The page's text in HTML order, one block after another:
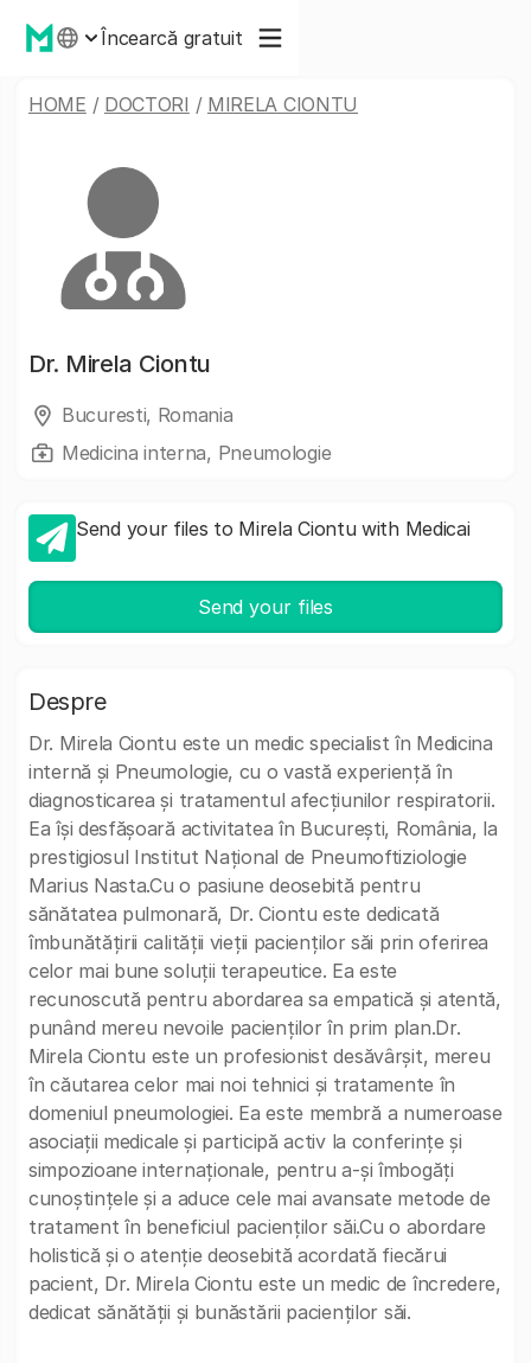
Încearcă gratuit
HOME / DOCTORI / MIRELA CIONTU
Dr. Mirela Ciontu
Bucuresti, Romania
Medicina interna, Pneumologie
Send your files to Mirela Ciontu with Medicai
Send your files
Despre
Dr. Mirela Ciontu este un medic specialist în Medicina
internă și Pneumologie, cu o vastă experiență în
diagnosticarea și tratamentul afecțiunilor respiratorii.
Ea își desfășoară activitatea în București, România, la
prestigiosul Institut Național de Pneumoftiziologie
Marius Nasta.Cu o pasiune deosebită pentru
sănătatea pulmonară, Dr. Ciontu este dedicată
îmbunătățirii calității vieții pacienților săi prin oferirea
celor mai bune soluții terapeutice. Ea este
recunoscută pentru abordarea sa empatică și atentă,
punând mereu nevoile pacienților în prim plan.Dr.
Mirela Ciontu este un profesionist desăvârșit, mereu
în căutarea celor mai noi tehnici și tratamente în
domeniul pneumologiei. Ea este membră a numeroase
asociații medicale și participă activ la conferințe și
simpozioane internaționale, pentru a-și îmbogăți
cunoștințele și a aduce cele mai avansate metode de
tratament în beneficiul pacienților săi.Cu o abordare
holistică și o atenție deosebită acordată fiecărui
pacient, Dr. Mirela Ciontu este un medic de încredere,
dedicat sănătății și bunăstării pacienților săi.